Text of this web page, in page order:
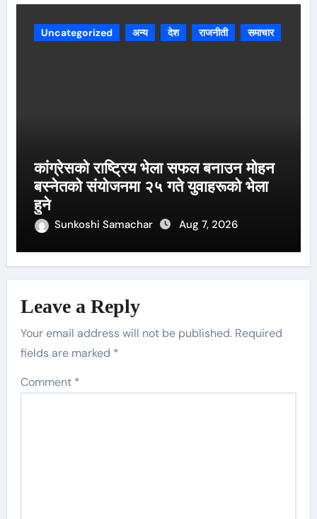
Uncategorized अन्य देश राजनीती समाचार
कांग्रेसको राष्ट्रिय भेला सफल बनाउन मोहन
बस्नेतको संयोजनमा २५ गते युवाहरूको भेला
हुने
Sunkoshi Samachar Aug 7, 2026
Leave a Reply
Your email address will not be published. Required
fields are marked *
Comment *